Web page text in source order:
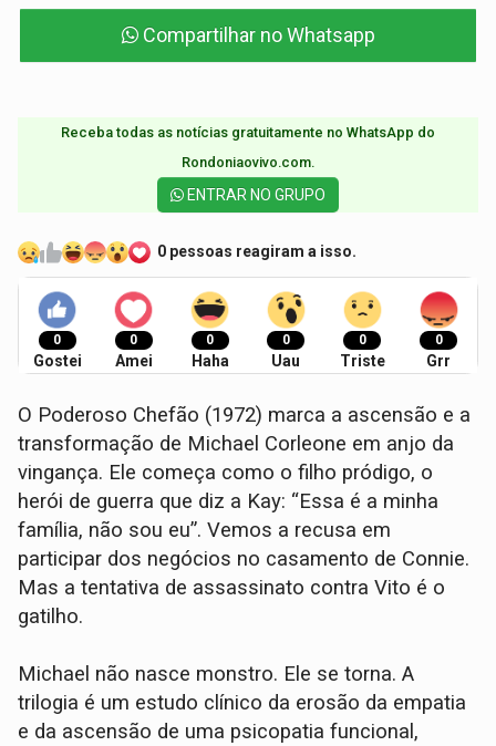
Compartilhar no Whatsapp
Receba todas as notícias gratuitamente no WhatsApp do
Rondoniaovivo.com.​
ENTRAR NO GRUPO
0 pessoas reagiram a isso.
0
Gostei
0
Amei
0
Haha
0
Uau
0
Triste
0
Grr
O Poderoso Chefão (1972) marca a ascensão e a
transformação de Michael Corleone em anjo da
vingança. Ele começa como o filho pródigo, o
herói de guerra que diz a Kay: “Essa é a minha
família, não sou eu”. Vemos a recusa em
participar dos negócios no casamento de Connie.
Mas a tentativa de assassinato contra Vito é o
gatilho.
Michael não nasce monstro. Ele se torna. A
trilogia é um estudo clínico da erosão da empatia
e da ascensão de uma psicopatia funcional,